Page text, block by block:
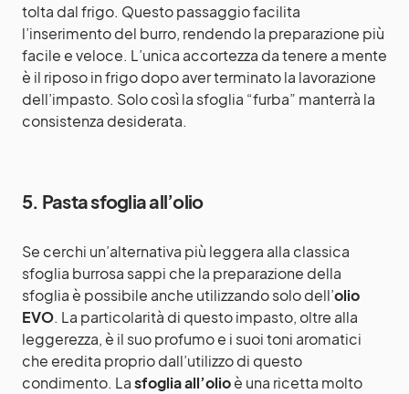
tolta dal frigo. Questo passaggio facilita
l’inserimento del burro, rendendo la preparazione più
facile e veloce. L’unica accortezza da tenere a mente
è il riposo in frigo dopo aver terminato la lavorazione
dell’impasto. Solo così la sfoglia “furba” manterrà la
consistenza desiderata.
5. Pasta sfoglia all’olio
Se cerchi un’alternativa più leggera alla classica
sfoglia burrosa sappi che la preparazione della
sfoglia è possibile anche utilizzando solo dell’olio
EVO. La particolarità di questo impasto, oltre alla
leggerezza, è il suo profumo e i suoi toni aromatici
che eredita proprio dall’utilizzo di questo
condimento. Lasfoglia all’olioè una ricetta molto